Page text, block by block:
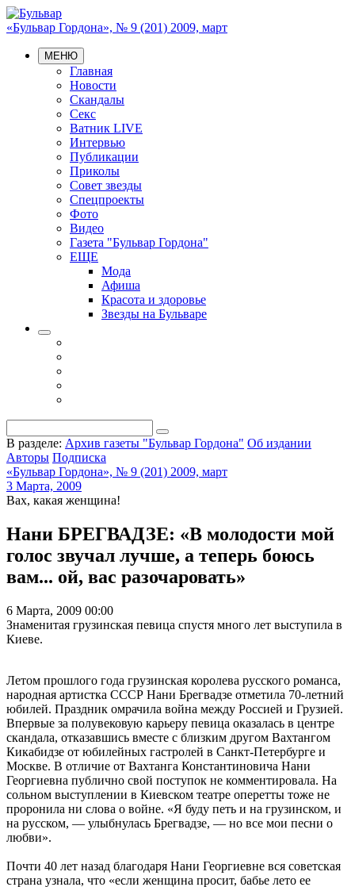
«Бульвар Гордона», № 9 (201) 2009, март
МЕНЮ
Главная
Новости
Скандалы
Секс
Ватник LIVE
Интервью
Публикации
Приколы
Совет звезды
Спецпроекты
Фото
Видео
Газета "Бульвар Гордона"
ЕЩЕ
Мода
Афиша
Красота и здоровье
Звезды на Бульваре
В разделе: Архив газеты "Бульвар Гордона" Об издании
Авторы Подписка
«Бульвар Гордона», № 9 (201) 2009, март
3 Марта, 2009
Вах, какая женщина!
Нани БРЕГВАДЗЕ: «В молодости мой
голос звучал лучше, а теперь боюсь
вам... ой, вас разочаровать»
6 Марта, 2009 00:00
Знаменитая грузинская певица спустя много лет выступила в
Киеве.
Летом прошлого года грузинская королева русского романса,
народная артистка СССР Нани Брегвадзе отметила 70-летний
юбилей. Праздник омрачила война между Россией и Грузией.
Впервые за полувековую карьеру певица оказалась в центре
скандала, отказавшись вместе с близким другом Вахтангом
Кикабидзе от юбилейных гастролей в Санкт-Петербурге и
Москве. В отличие от Вахтанга Константиновича Нани
Георгиевна публично свой поступок не комментировала. На
сольном выступлении в Киевском театре оперетты тоже не
проронила ни слова о войне. «Я буду петь и на грузинском, и
на русском, — улыбнулась Брегвадзе, — но все мои песни о
любви».
Почти 40 лет назад благодаря Нани Георгиевне вся советская
страна узнала, что «если женщина просит, бабье лето ее